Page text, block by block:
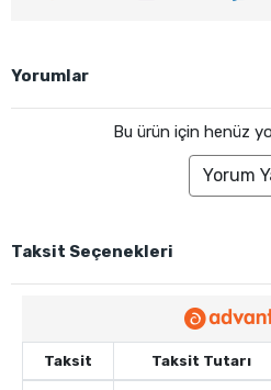
Yorumlar
Bu ürün için henüz
Yorum
Taksit Seçenekleri
Taksit Taksit Tutarı